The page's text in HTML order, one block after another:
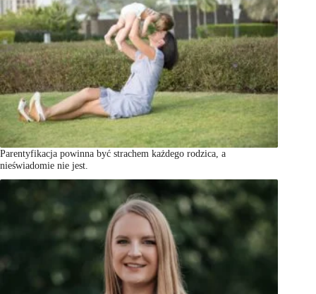
Parentyfikacja powinna być strachem każdego rodzica, a
nieświadomie nie jest.